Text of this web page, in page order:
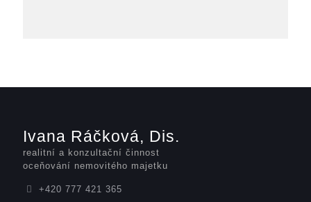
Ivana Ráčková, Dis.
realitní a konzultační činnost
oceňování nemovitého majetku
+420 777 421 365